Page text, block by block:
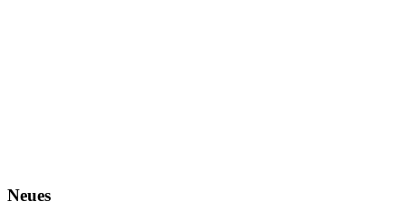
Neues